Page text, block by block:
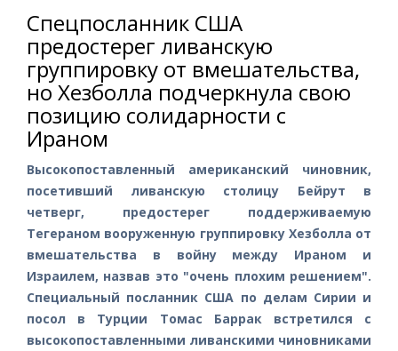
Спецпосланник США
предостерег ливанскую
группировку от вмешательства,
но Хезболла подчеркнула свою
позицию солидарности с
Ираном
Высокопоставленный американский чиновник,
посетивший ливанскую столицу Бейрут в
четверг, предостерег поддерживаемую
Тегераном вооруженную группировку Хезболла от
вмешательства в войну между Ираном и
Израилем, назвав это "очень плохим решением".
Специальный посланник США по делам Сирии и
посол в Турции Томас Баррак встретился с
высокопоставленными ливанскими чиновниками